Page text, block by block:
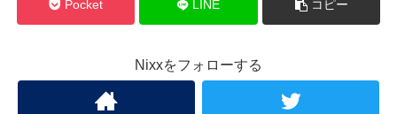
Pocket LINE コピー
Nixxをフォローする